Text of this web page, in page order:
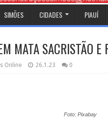
SIMÕES CIDADES PIAUÍ
MATA SACRISTÃO E
Online 26.1.23 0
Foto: Pixabay